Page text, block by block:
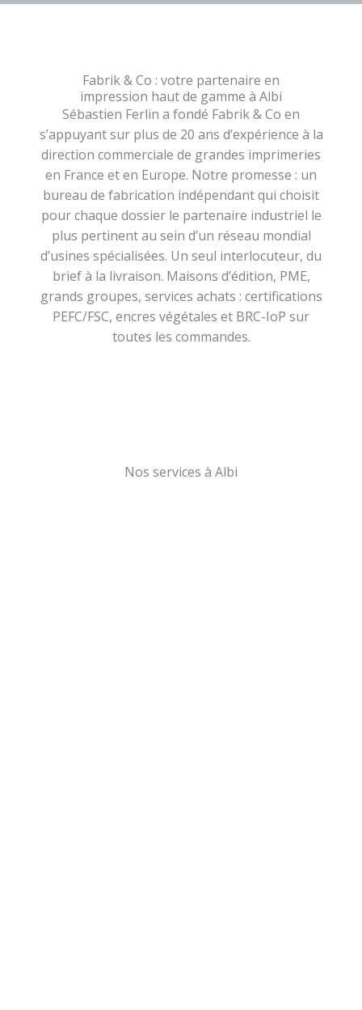
Fabrik & Co : votre partenaire en
impression haut de gamme à Albi
Sébastien Ferlin a fondé Fabrik & Co en
s’appuyant sur plus de 20 ans d’expérience à la
direction commerciale de grandes imprimeries
en France et en Europe. Notre promesse : un
bureau de fabrication indépendant qui choisit
pour chaque dossier le partenaire industriel le
plus pertinent au sein d’un réseau mondial
d’usines spécialisées. Un seul interlocuteur, du
brief à la livraison. Maisons d’édition, PME,
grands groupes, services achats : certifications
PEFC/FSC, encres végétales et BRC-IoP sur
toutes les commandes.
Nos services à Albi